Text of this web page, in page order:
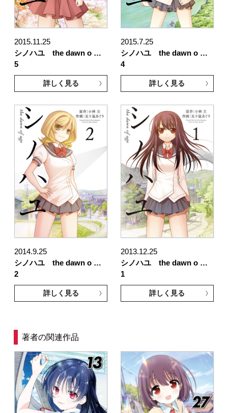
2015.11.25
シノハユ the dawn o …
5
詳しく見る
2015.7.25
シノハユ the dawn o …
4
詳しく見る
2014.9.25
シノハユ the dawn o …
2
詳しく見る
2013.12.25
シノハユ the dawn o …
1
詳しく見る
著者の関連作品